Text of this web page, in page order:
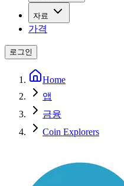
자료
가격
로그인
Home
앱
금융
Coin Explorers